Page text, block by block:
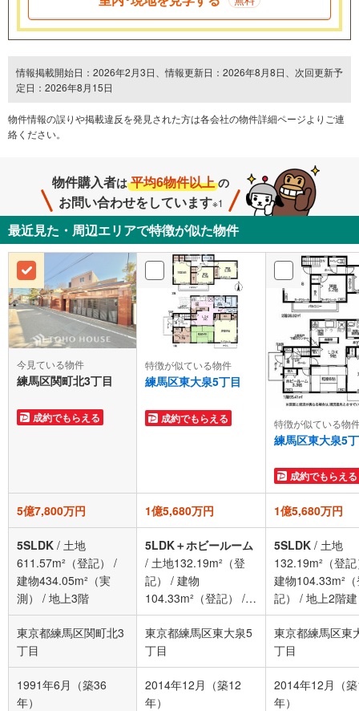
情報掲載開始日：2026年2月3日、情報更新日：2026年8月8日、次回更新予
定日：2026年8月15日
物件情報の誤りや掲載違反を発⾒された方は各会社の物件詳細ページよりご連
絡ください。
物件購入者は 平均6物件以上 の
お問い合わせをしています※1
最近見た・周辺エリアで特徴が似た物件
今見ている物件
練馬区関町北3丁目
成約でもらえる
特徴が似ている物件
練馬区東大泉5丁目
成約でもらえる 特徴が似ている物
練馬区東大泉5
成約でもらえる
5億7,800万円 1億5,680万円 1億5,680万円
5SLDK / 土地
611.57m²（登記）
/
建物434.05m²（実
測）
/ 地上3階
5LDK＋ホビールーム
/ 土地132.19m²（登
記）
/ 建物
104.33m²（登記）
/
地上2階建
5SLDK / 土地
132.19m²（登
建物104.33m²
記）
/ 地上2階建
東京都練馬区関町北3
丁目
東京都練馬区東大泉5
丁目
東京都練馬区東
丁目
1991年6月（築36
年）
2014年12月（築12
年）
2014年12月（
年）